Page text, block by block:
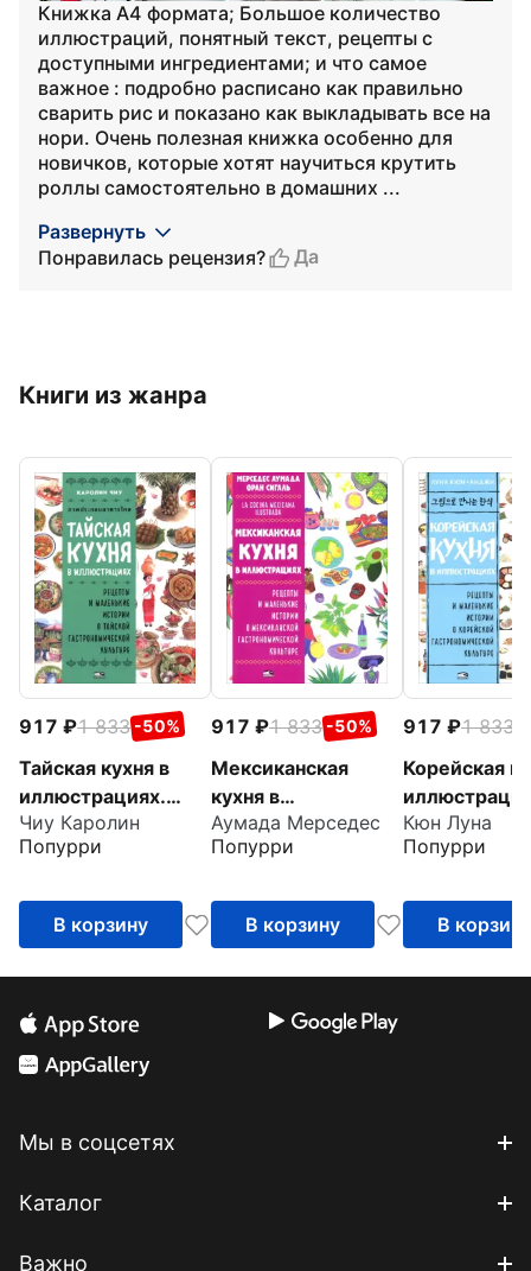
Книжка А4 формата; Большое количество
иллюстраций, понятный текст, рецепты с
доступными ингредиентами; и что самое
важное : подробно расписано как правильно
сварить рис и показано как выкладывать все на
нори. Очень полезная книжка особенно для
новичков, которые хотят научиться крутить
роллы самостоятельно в домашних ...
Развернуть
Понравилась рецензия?
Да
Книги из жанра
917 1 833 -50%
Тайская кухня в
иллюстрациях.
Рецепты и
маленькие истории
гастрономической
культуре
Чиу Каролин
Попурри
В корзину
917 1 833 -50%
Мексиканская
кухня в
иллюстрациях
Аумада Мерседес
Попурри
В корзину
917 1 833
Корейская
Кюн Луна
Попурри
В корзину
Мы в соцсетях
Каталог
Важно